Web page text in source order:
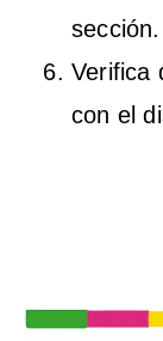
sección.
Verifica
con el